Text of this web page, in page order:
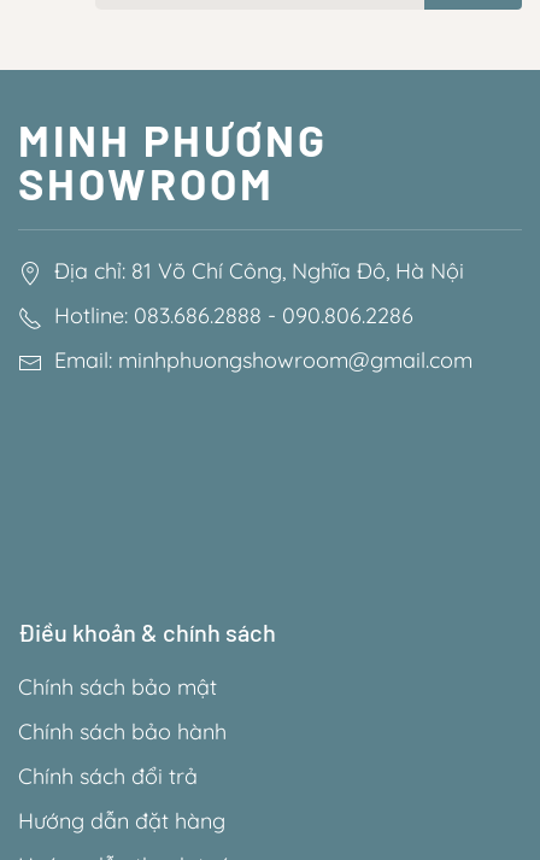
MINH PHƯƠNG
SHOWROOM
Địa chỉ: 81 Võ Chí Công, Nghĩa Đô, Hà Nội
Hotline: 083.686.2888 - 090.806.2286
Email: minhphuongshowroom@gmail.com
Điều khoản & chính sách
Chính sách bảo mật
Chính sách bảo hành
Chính sách đổi trả
Hướng dẫn đặt hàng